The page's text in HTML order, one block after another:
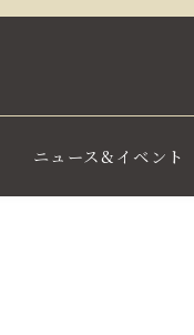
ニュース&イベント